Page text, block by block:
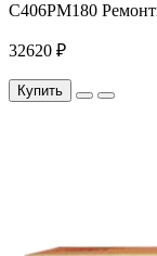
C406PM180
32620 ₽
Купить